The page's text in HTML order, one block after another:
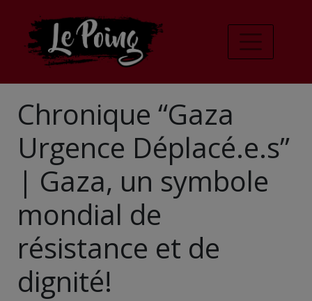
Chronique “Gaza
Urgence Déplacé.e.s”
| Gaza, un symbole
mondial de
résistance et de
dignité!